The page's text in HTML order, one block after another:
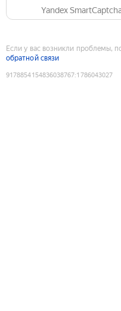
Yandex
Если у вас возникли проблемы,
обратной связи
9178854154836038767:1786043027